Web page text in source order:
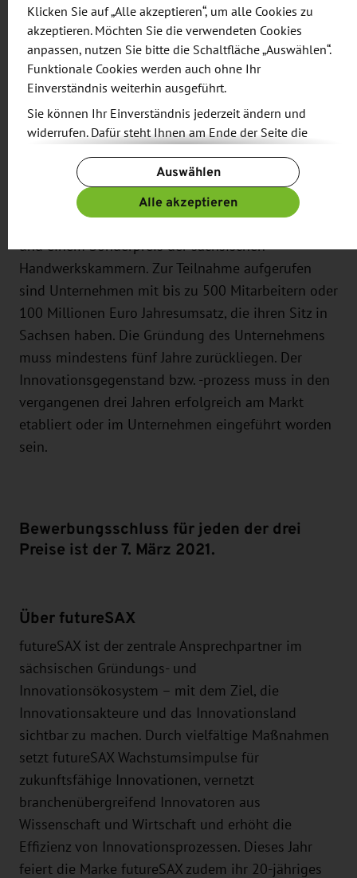
gestartet oder durchgeführt worden sein.
Sächsischer Innovationspreis
Ebenfalls zum 21. Mal würdigt der Freistaat
Sachsen innovative Produkte und Dienstleistungen,
neuartige Prozesse sowie innovative
Geschäftsmodelle. Der Innovationspreis lockt mit
und einem Sonderpreis der sächsischen
Handwerkskammern. Zur Teilnahme aufgerufen
sind Unternehmen mit bis zu 500 Mitarbeitern oder
100 Millionen Euro Jahresumsatz, die ihren Sitz in
Sachsen haben. Die Gründung des Unternehmens
muss mindestens fünf Jahre zurückliegen. Der
Innovationsgegenstand bzw. -prozess muss in den
vergangenen drei Jahren erfolgreich am Markt
etabliert oder im Unternehmen eingeführt worden
sein.
Bewerbungsschluss für jeden der drei
Preise ist der 7. März 2021.
Über futureSAX
futureSAX ist der zentrale Ansprechpartner im
sächsischen Gründungs- und
Innovationsökosystem – mit dem Ziel, die
Innovationsakteure und das Innovationsland
sichtbar zu machen. Durch vielfältige Maßnahmen
setzt futureSAX Wachstumsimpulse für
zukunftsfähige Innovationen, vernetzt
branchenübergreifend Innovatoren aus
Wissenschaft und Wirtschaft und erhöht die
Effizienz von Innovationsprozessen. Dieses Jahr
feiert die Marke futureSAX zudem ihr 20-jähriges
Klicken Sie auf „Alle akzeptieren“, um alle Cookies zu
akzeptieren. Möchten Sie die verwendeten Cookies
anpassen, nutzen Sie bitte die Schaltfläche „Auswählen“.
Funktionale Cookies werden auch ohne Ihr
Einverständnis weiterhin ausgeführt.
Sie können Ihr Einverständnis jederzeit ändern und
widerrufen. Dafür steht Ihnen am Ende der Seite die
Verfügung.
Weitere Informationen finden Sie in unseren
Datenschutzbestimmungenund ergänzend in unserem
Auswählen
Alle akzeptieren